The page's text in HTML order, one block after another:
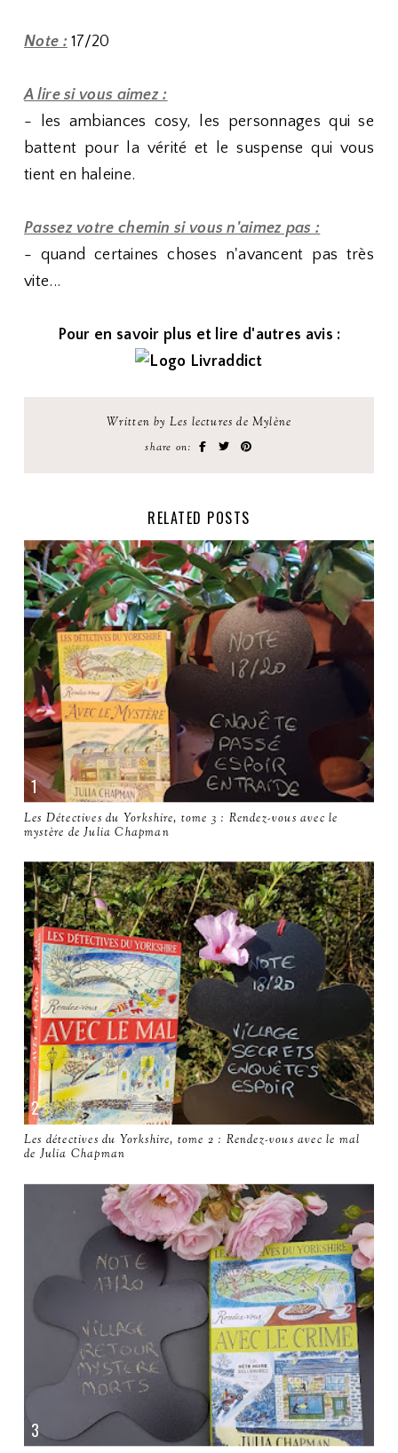
Note : 17/20
A lire si vous aimez :
- les ambiances cosy, les personnages qui se
battent pour la vérité et le suspense qui vous
tient en haleine.
Passez votre chemin si vous n'aimez pas :
- quand certaines choses n'avancent pas très
vite...
Pour en savoir plus et lire d'autres avis :
Written by Les lectures de Mylène
share on:
RELATED POSTS
Les Détectives du Yorkshire, tome 3 : Rendez-vous avec le
mystère de Julia Chapman
Les détectives du Yorkshire, tome 2 : Rendez-vous avec le mal
de Julia Chapman